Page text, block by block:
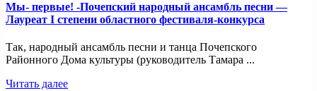
Мы- первые! -Почепский народный ансамбль песни —
Лауреат I степени областного фестиваля-конкурса
Так, народный ансамбль песни и танца Почепского
Районного Дома культуры (руководитель Тамара ...
Читать далее